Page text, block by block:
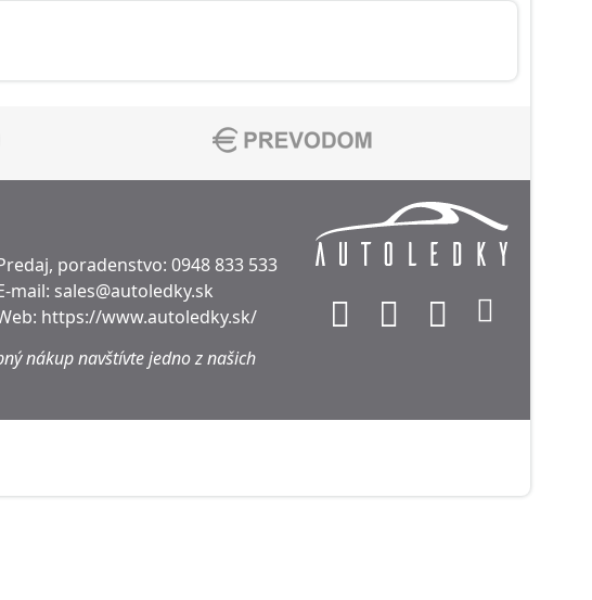
poradenstvo: 0948 833 533
mail: sales@autoledky.sk
https://www.autoledky.sk/
nákup navštívte jedno z našich